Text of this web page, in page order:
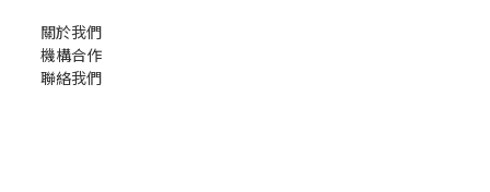
關於我們
機構合作
聯絡我們